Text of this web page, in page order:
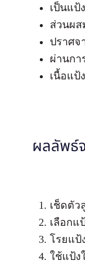
เป็นแป้
ส่วนผ
ปราศจ
ผ่านกา
เนื้อแป้
ผลลัพธ์
เช็ดตัว
เลือกแ
โรยแป้
ใช้แป้ง